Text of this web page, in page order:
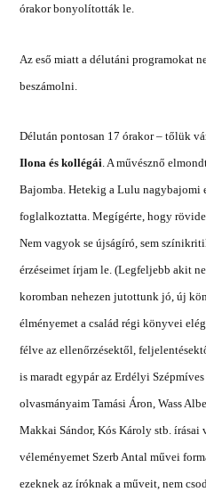
órakor bonyolították le.
Az eső miatt a délutáni programokat
beszámolni.
Délután pontosan 17 órakor – tőlük
Ilona és kollégái. A művésznő
Bajomba. Hetekig a Lulu nagybajomi
foglalkoztatta. Megígérte, hogy
Nem vagyok se újságíró, sem
érzéseimet írjam le. (Legfeljebb akit
koromban nehezen jutottunk jó, új
élményemet a család régi könyvei
félve az ellenőrzésektől,
is maradt egypár az Erdélyi
olvasmányaim Tamási Áron, Wass
Makkai Sándor, Kós Károly stb.
véleményemet Szerb Antal művei
ezeknek az íróknak a műveit, nem